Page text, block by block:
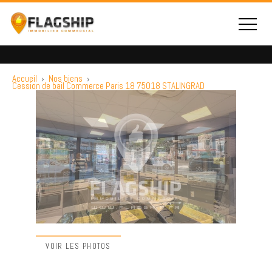
Accueil › Nos biens ›
Cession de bail Commerce Paris 18 75018 STALINGRAD
VOIR LES PHOTOS